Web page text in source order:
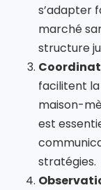
s’adapter
marché
structure
facilitent
maison-
est
stratégies.